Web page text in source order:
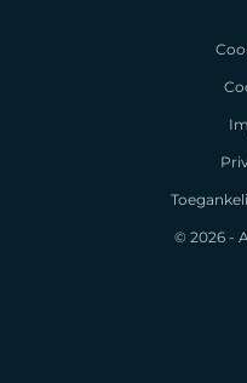
© 2026 -